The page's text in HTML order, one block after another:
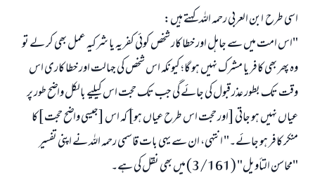
اسی طرح ابن العربی رحمہ اللہ کہتے ہیں:
"اس امت میں سے جاہل اور خطا کار شخص کوئی کفریہ یا شرکیہ عمل بھی کر لے تو
وہ پھر بھی کافر یا مشرک نہیں ہو گا؛ کیونکہ اس شخص کی جہالت اور خطا کاری اس
وقت تک بطور عذر قبول کی جائے گی جب تک حجت اس کیلیے بالکل واضح طور پر
عیاں نہیں ہو جاتی [اور حجت اس طرح عیاں ہو] کہ اس [جیسی واضح حجت ]کا
منکر کافر ہو جائے۔" انتہی، ان سے یہی بات قاسمی رحمہ اللہ نے اپنی تفسیر
"محاسن التأويل" (3/161) میں بھی نقل کی ہے۔